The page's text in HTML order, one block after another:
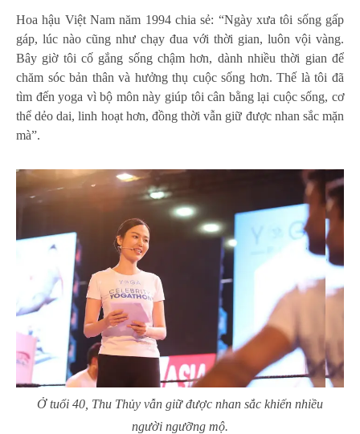
Hoa hậu Việt Nam năm 1994 chia sẻ: “Ngày xưa tôi sống gấp
gáp, lúc nào cũng như chạy đua với thời gian, luôn vội vàng.
Bây giờ tôi cố gắng sống chậm hơn, dành nhiều thời gian để
chăm sóc bản thân và hưởng thụ cuộc sống hơn. Thế là tôi đã
tìm đến yoga vì bộ môn này giúp tôi cân bằng lại cuộc sống, cơ
thể dẻo dai, linh hoạt hơn, đồng thời vẫn giữ được nhan sắc mặn
mà”.
Ở tuổi 40, Thu Thủy vẫn giữ được nhan sắc khiến nhiều
người ngưỡng mộ.